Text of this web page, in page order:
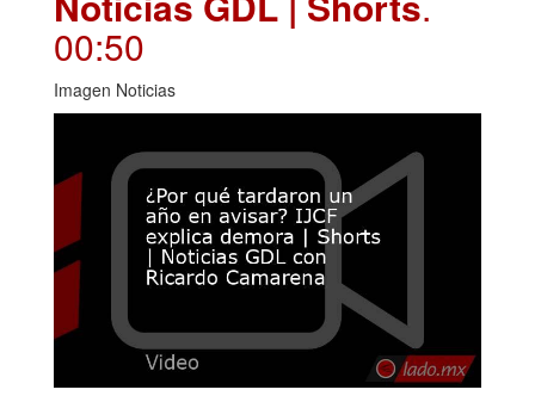
00:50
Imagen Noticias